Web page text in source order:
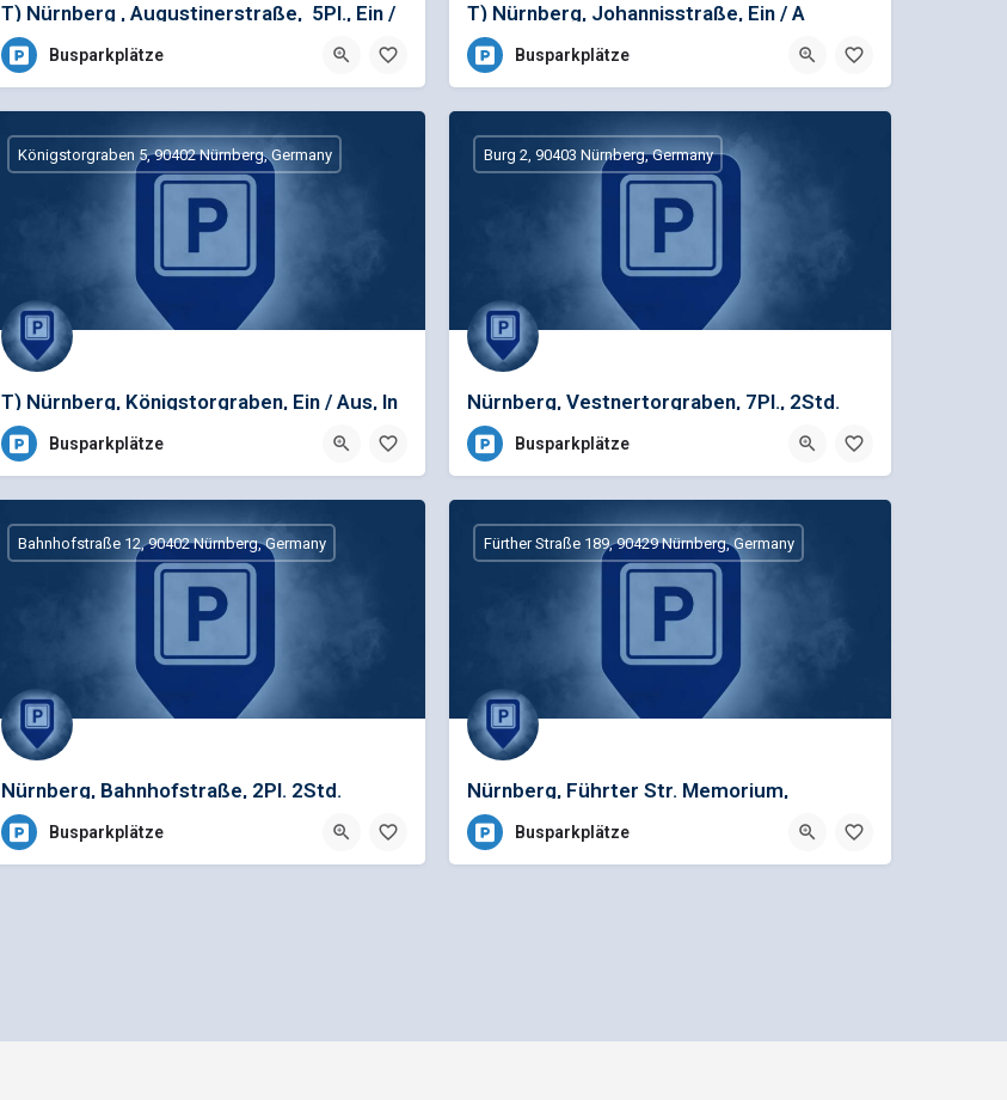
T) Nürnberg , Augustinerstraße, 5Pl., Ein /
A
Busparkplätze
T) Nürnberg, Johannisstraße, Ein / A
Busparkplätze
T) Nürnberg, Königstorgraben, Ein / Aus, In
/ Out
Königstorgraben 5, 90402 Nürnberg, Germany
Busparkplätze
Nürnberg, Vestnertorgraben, 7Pl., 2Std.
Burg 2, 90403 Nürnberg, Germany
Busparkplätze
Nürnberg, Bahnhofstraße, 2Pl. 2Std.
Bahnhofstraße 12, 90402 Nürnberg, Germany
Busparkplätze
Nürnberg, Führter Str. Memorium,
Justizpalast
Fürther Straße 189, 90429 Nürnberg, Germany
Busparkplätze